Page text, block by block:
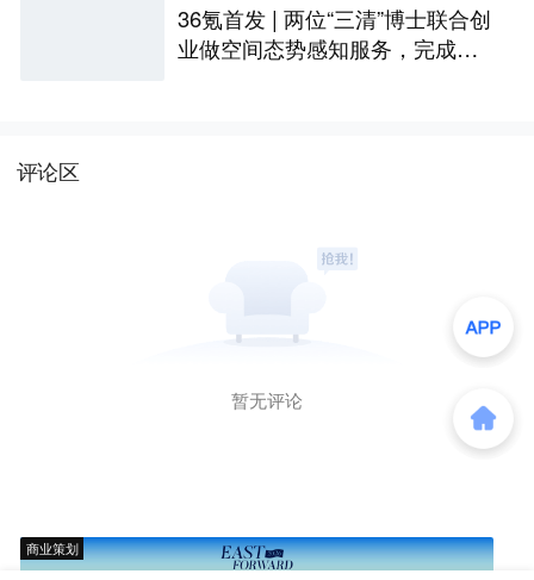
36氪首发 | 两位“三清”博士联合创
业做空间态势感知服务，完成数
评论区
暂无评论
商业策划